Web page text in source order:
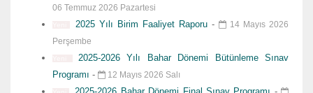
06 Temmuz 2026 Pazartesi
2025 Yılı Birim Faaliyet Raporu -
14 Mayıs 2026
Perşembe
2025-2026 Yılı Bahar Dönemi Bütünleme Sınav
Programı - 12 Mayıs 2026 Salı